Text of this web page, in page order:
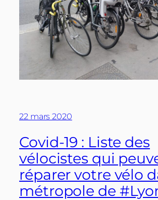
22 mars 2020
Covid-19 : Liste des
vélocistes qui
réparer votre vélo
métropole de